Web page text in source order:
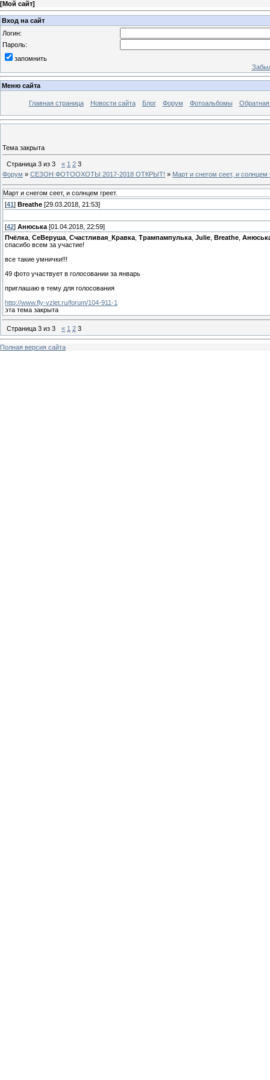
[Мой сайт]
Вход на сайт
Логин:
Пароль:
запомнить
Меню сайта
Главная страница Новости сайта Блог Форум Фотоальбомы Обратная
Тема закрыта
Страница 3 из 3 « 1 2 3
Форум » СЕЗОН ФОТООХОТЫ 2017-2018 ОТКРЫТ! » Март и снегом сеет, и солнцем
Март и снегом сеет, и солнцем греет.
[41 ] Breathe [29.03.2018, 21:53]
[42] Анюська [01.04.2018, 22:59]
Пчёлка СеВеруша Счастливая_Кравка Трампампулька Julie Breathe
спасибо всем за участие!
все такие умнички!!!
49 фото участвует в голосовании за январь
приглашаю в тему для голосования
http://www.fly-vzlet.ru/forum/104-911-1
эта тема закрыта
Страница 3 из 3 « 1 2 3
Полная версия сайта